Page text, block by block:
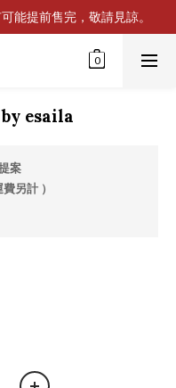
能提前售完，敬請見諒。
esaila
案
另計 ）